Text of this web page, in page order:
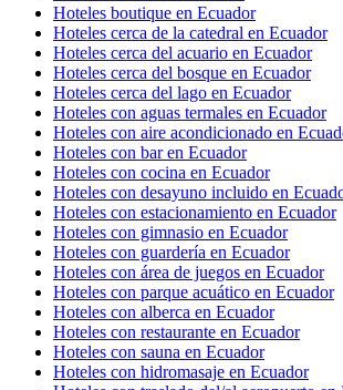
Hoteles boutique en Ecuador
Hoteles cerca de la catedral en Ecuador
Hoteles cerca del acuario en Ecuador
Hoteles cerca del bosque en Ecuador
Hoteles cerca del lago en Ecuador
Hoteles con aguas termales en Ecuador
Hoteles con aire acondicionado en
Hoteles con bar en Ecuador
Hoteles con cocina en Ecuador
Hoteles con desayuno incluido en
Hoteles con estacionamiento en Ecuador
Hoteles con gimnasio en Ecuador
Hoteles con guardería en Ecuador
Hoteles con área de juegos en Ecuador
Hoteles con parque acuático en Ecuador
Hoteles con alberca en Ecuador
Hoteles con restaurante en Ecuador
Hoteles con sauna en Ecuador
Hoteles con hidromasaje en Ecuador